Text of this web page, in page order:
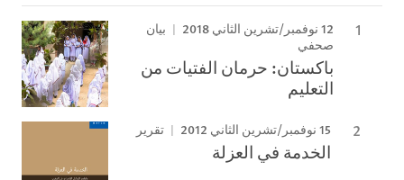
12 نوفمبر/تشرين الثاني 2018
بيان
صحفي
باكستان: حرمان الفتيات من
التعليم
15 نوفمبر/تشرين الثاني 2012 تقرير
الخدمة في العزلة